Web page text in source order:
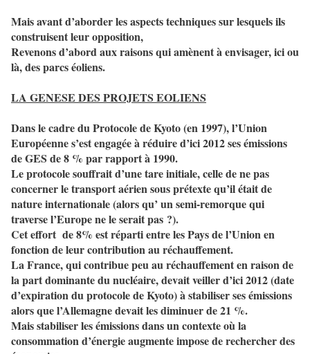
Mais avant d’aborder les aspects techniques sur lesquels ils
construisent leur opposition,
Revenons d’abord aux raisons qui amènent à envisager, ici ou
là, des parcs éoliens.
LA GENESE DES PROJETS EOLIENS
Dans le cadre du Protocole de Kyoto (en 1997), l’Union
Européenne s’est engagée à réduire d’ici 2012 ses émissions
de GES de 8 % par rapport à 1990.
Le protocole souffrait d’une tare initiale, celle de ne pas
concerner le transport aérien sous prétexte qu’il était de
nature internationale (alors qu’ un semi-remorque qui
traverse l’Europe ne le serait pas ?).
Cet effort de 8% est réparti entre les Pays de l’Union en
fonction de leur contribution au réchauffement.
La France, qui contribue peu au réchauffement en raison de
la part dominante du nucléaire, devait veiller d’ici 2012 (date
d’expiration du protocole de Kyoto) à stabiliser ses émissions
alors que l’Allemagne devait les diminuer de 21 %.
Mais stabiliser les émissions dans un contexte où la
consommation d’énergie augmente impose de rechercher des